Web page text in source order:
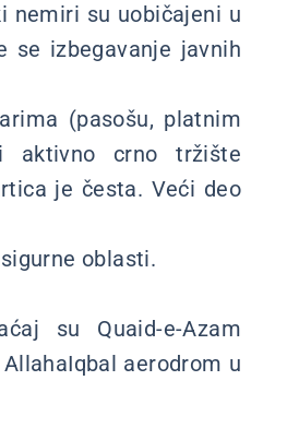
nemiri su uobičajeni u
se izbegavanje javnih
(pasošu, platnim
aktivno crno tržište
je česta. Veći deo
oblasti.
su Quaid-e-Azam
aerodrom u